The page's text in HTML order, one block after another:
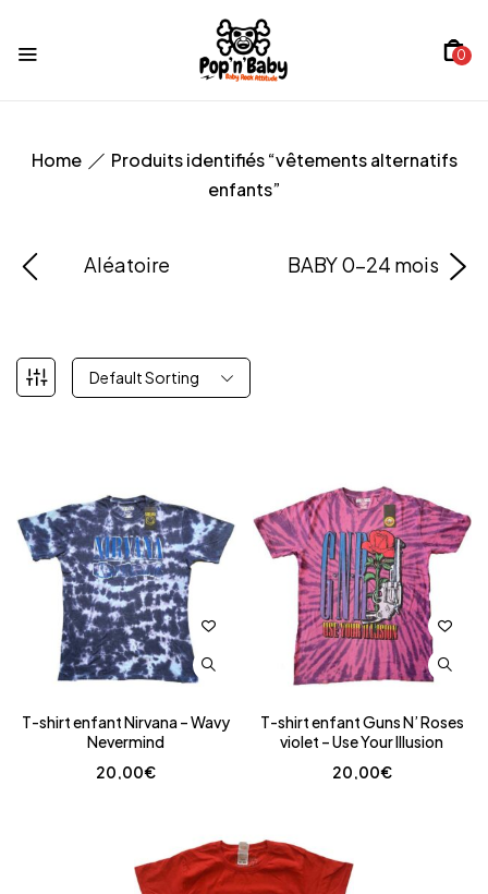
0
Home
Produits identifiés “vêtements alternatifs
enfants”
Aléatoire BABY 0-24 mois
Default Sorting
T-shirt enfant Nirvana – Wavy
Nevermind
20,00€
T-shirt enfant Guns N’ Roses
violet – Use Your Illusion
20,00€